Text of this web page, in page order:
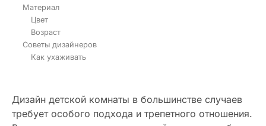
Материал
Цвет
Возраст
Советы дизайнеров
Как ухаживать
Дизайн детской комнаты в большинстве случаев
требует особого подхода и трепетного отношения.